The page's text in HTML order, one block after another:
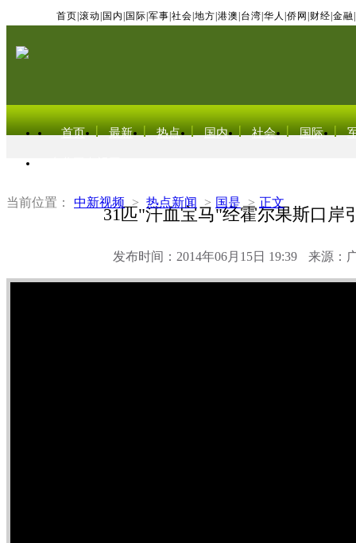
首页 滚动 国内 国际 军事 社会 地方 港澳 台湾 华人 侨网 财经 金融
首页 最新 热点 国内 社会 国际
当前位置： 中新视频 > 热点新闻 > 国是 > 正文
31匹"汗血宝马"经霍尔果斯口岸
发布时间：2014年06月15日 19:39 来源：